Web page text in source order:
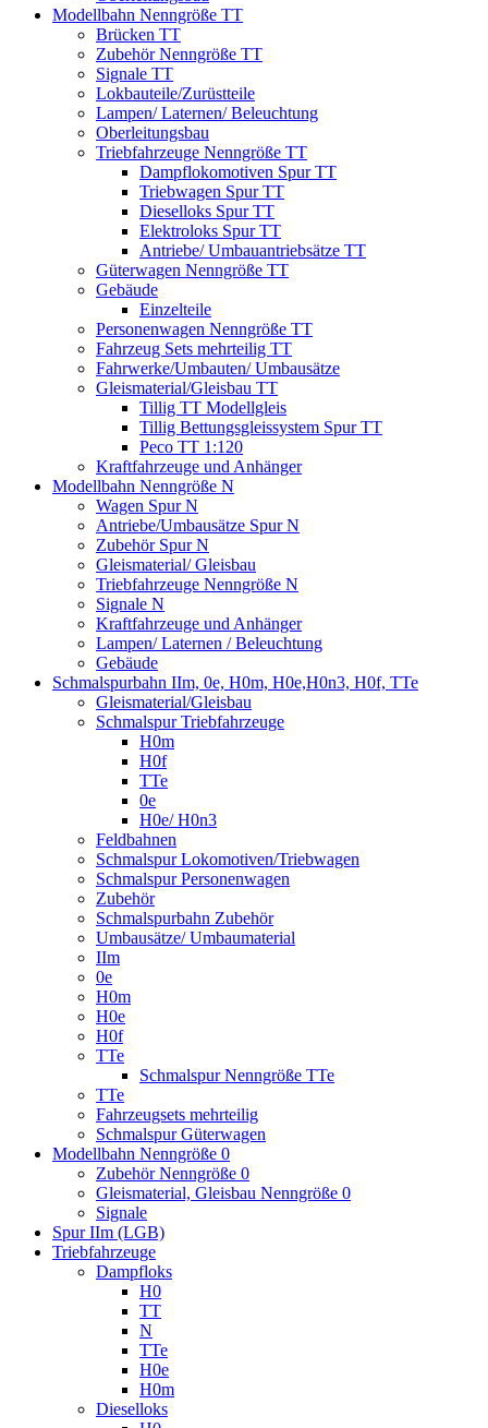
Modellbahn Nenngröße TT
Brücken TT
Zubehör Nenngröße TT
Signale TT
Lokbauteile/Zurüstteile
Lampen/ Laternen/ Beleuchtung
Oberleitungsbau
Triebfahrzeuge Nenngröße TT
Dampflokomotiven Spur TT
Triebwagen Spur TT
Dieselloks Spur TT
Elektroloks Spur TT
Antriebe/ Umbauantriebsätze TT
Güterwagen Nenngröße TT
Gebäude
Einzelteile
Personenwagen Nenngröße TT
Fahrzeug Sets mehrteilig TT
Fahrwerke/Umbauten/ Umbausätze
Gleismaterial/Gleisbau TT
Tillig TT Modellgleis
Tillig Bettungsgleissystem Spur TT
Peco TT 1:120
Kraftfahrzeuge und Anhänger
Modellbahn Nenngröße N
Wagen Spur N
Antriebe/Umbausätze Spur N
Zubehör Spur N
Gleismaterial/ Gleisbau
Triebfahrzeuge Nenngröße N
Signale N
Kraftfahrzeuge und Anhänger
Lampen/ Laternen / Beleuchtung
Gebäude
Schmalspurbahn IIm, 0e, H0m, H0e,H0n3, H0f, TTe
Gleismaterial/Gleisbau
Schmalspur Triebfahrzeuge
H0m
H0f
TTe
0e
H0e/ H0n3
Feldbahnen
Schmalspur Lokomotiven/Triebwagen
Schmalspur Personenwagen
Zubehör
Schmalspurbahn Zubehör
Umbausätze/ Umbaumaterial
IIm
0e
H0m
H0e
H0f
TTe
Schmalspur Nenngröße TTe
TTe
Fahrzeugsets mehrteilig
Schmalspur Güterwagen
Modellbahn Nenngröße 0
Zubehör Nenngröße 0
Gleismaterial, Gleisbau Nenngröße 0
Signale
Spur IIm (LGB)
Triebfahrzeuge
Dampfloks
H0
TT
N
TTe
H0e
H0m
Dieselloks